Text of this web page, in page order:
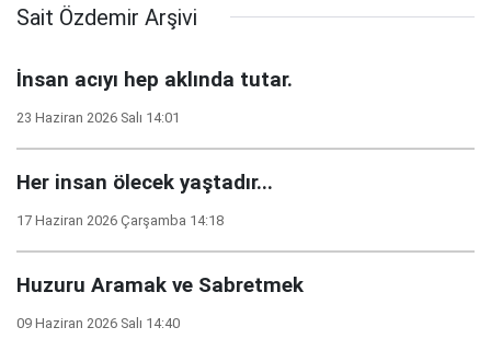
Sait Özdemir Arşivi
İnsan acıyı hep aklında tutar.
23 Haziran 2026 Salı 14:01
Her insan ölecek yaştadır...
17 Haziran 2026 Çarşamba 14:18
Huzuru Aramak ve Sabretmek
09 Haziran 2026 Salı 14:40